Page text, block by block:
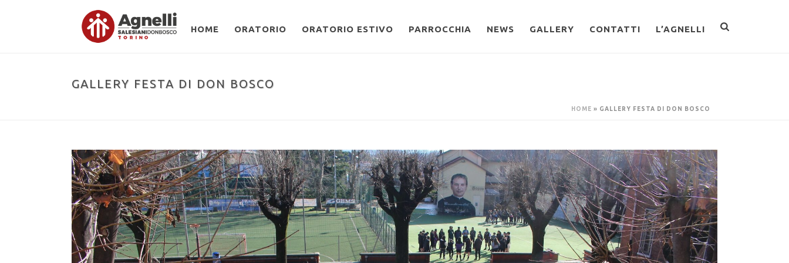
HOME ORATORIO ORATORIO ESTIVO PARROCCHIA NEWS GALLERY CONTATTI L’AGNELLI
GALLERY FESTA DI DON BOSCO
HOME » GALLERY FESTA DI DON BOSCO